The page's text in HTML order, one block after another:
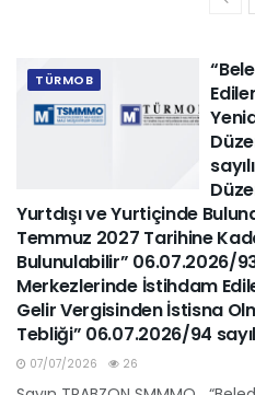
TÜRMOB
Yurtdışı ve Yurtiçinde
Temmuz 2027 Tarihine
Bulunulabilir” 06.07.2026/
Merkezlerinde İstihdam
Gelir Vergisinden İstisna
Tebliği” 06.07.2026/94
07/07/2026 26